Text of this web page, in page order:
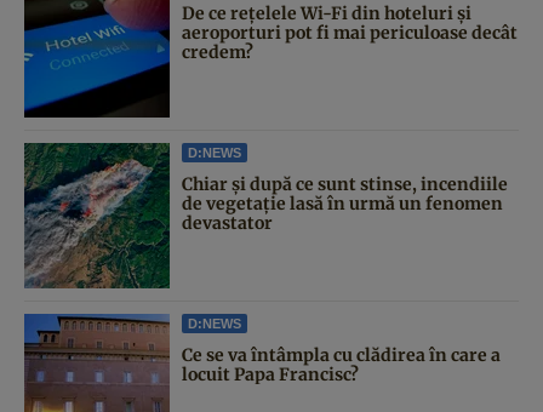
De ce rețelele Wi-Fi din hoteluri și
aeroporturi pot fi mai periculoase decât
credem?
D:NEWS
Chiar și după ce sunt stinse, incendiile
de vegetație lasă în urmă un fenomen
devastator
D:NEWS
Ce se va întâmpla cu clădirea în care a
locuit Papa Francisc?